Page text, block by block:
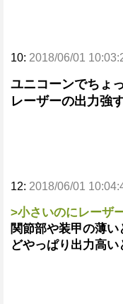
10: 2018/06/01
ユニコーンでちょ
レーザーの出力強
12: 2018/06/01
>小さいのにレーザ
関節部や装甲の薄
どやっぱり出力高い